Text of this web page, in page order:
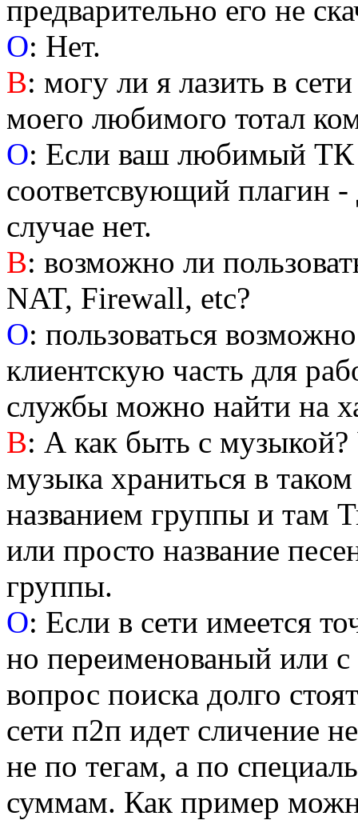
предварительно его не
О: Нет.
В: могу ли я лазить в
моего любимого тотал
О: Если ваш любимый ТК
соответсвующий плагин
случае нет.
B: возможно ли
NAT, Firewall, etc?
О: пользоваться
клиентскую часть для
службы можно найти на
В: А как быть с
музыка храниться в
названием группы и там
или просто название
группы.
О: Если в сети имеется
но переименованый или с
вопрос поиска долго
сети п2п идет сличение
не по тегам, а по
суммам. Как пример